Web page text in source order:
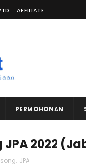
AFFILIATE
PERMOHONAN
JPA 2022
, JPA